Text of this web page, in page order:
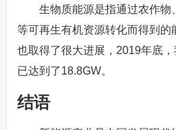
生物质能源是指通过农作物
等可再生有机资源转化而得到的
也取得了很大进展，2019年底
已达到了18.8GW。
结语